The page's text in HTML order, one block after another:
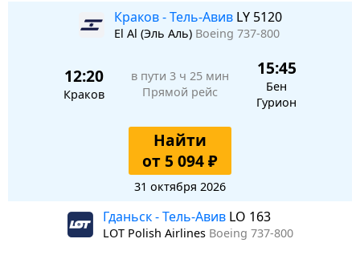
Краков - Тель-Авив LY 5120
El Al (Эль Аль) Boeing 737-800
12:20
Краков
в пути 3 ч 25 мин
Прямой рейс
15:45
Бен
Гурион
Найти
от 5 094 ₽
31 октября 2026
Гданьск - Тель-Авив LO 163
LOT Polish Airlines Boeing 737-800